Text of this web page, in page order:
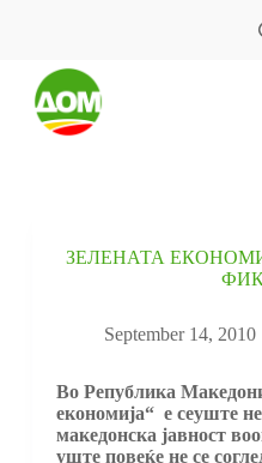
ЗЕЛЕНАТА
September 14, 2010
Во Република
економија“ е сеуште
македонска јавност
уште повеќе не се